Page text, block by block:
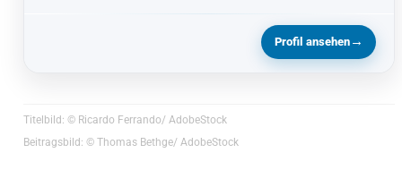
Profil ansehen→
Titelbild: © Ricardo Ferrando/ AdobeStock
Beitragsbild: © Thomas Bethge/ AdobeStock